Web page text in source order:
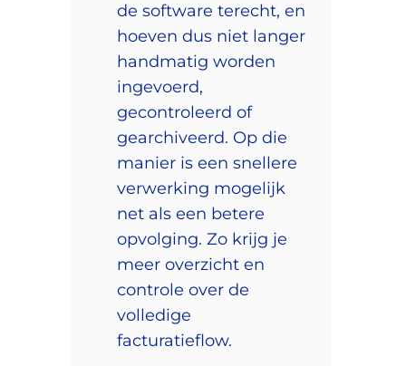
de software terecht, en
hoeven dus niet langer
handmatig worden
ingevoerd,
gecontroleerd of
gearchiveerd. Op die
manier is een snellere
verwerking mogelijk
net als een betere
opvolging. Zo krijg je
meer overzicht en
controle over de
volledige
facturatieflow.